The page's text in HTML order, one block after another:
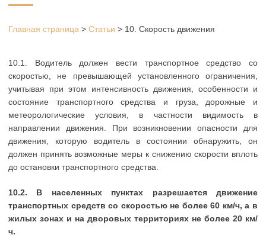
Главная страница > Статьи > 10. Скорость движения
10.1. Водитель должен вести транспортное средство со
скоростью, не превышающей установленного ограничения,
учитывая при этом интенсивность движения, особенности и
состояние транспортного средства и груза, дорожные и
метеорологические условия, в частности видимость в
направлении движения. При возникновении опасности для
движения, которую водитель в состоянии обнаружить, он
должен принять возможные меры к снижению скорости вплоть
до остановки транспортного средства.
10.2. В населенных пунктах разрешается движение
транспортных средств со скоростью не более 60 км/ч, а в
жилых зонах и на дворовых территориях не более 20 км/
ч.